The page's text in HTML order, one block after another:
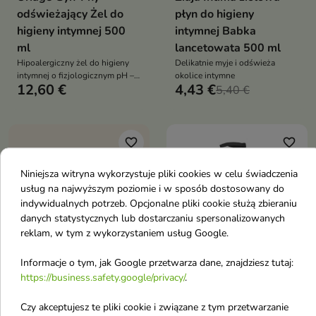
odświeżający Żel do
higieny intymnej 500
ml
Hipoalergiczny żel do higieny
intymnej o fizjologicznym pH –
delikatnie myje, łagodzi i
12,60 €
płyn do higieny
intymnej Babka
lancetowata 500 ml
Delikatnie myje i odświeża
okolice intymne
4,43 €5,40 €
favorite_border
Mydlarnia Cztery
Szpaki Pigwa żel
favorite_border
Farmona my'BIO
regenerujący Żel do
Niniejsza witryna wykorzystuje pliki cookies w celu świadczenia
usług na najwyższym poziomie i w sposób dostosowany do
indywidualnych potrzeb. Opcjonalne pliki cookie służą zbieraniu
danych statystycznych lub dostarczaniu spersonalizowanych
reklam, w tym z wykorzystaniem usług Google.
Informacje o tym, jak Google przetwarza dane, znajdziesz tutaj:
https://business.safety.google/privacy/.
Czy akceptujesz te pliki cookie i związane z tym przetwarzanie